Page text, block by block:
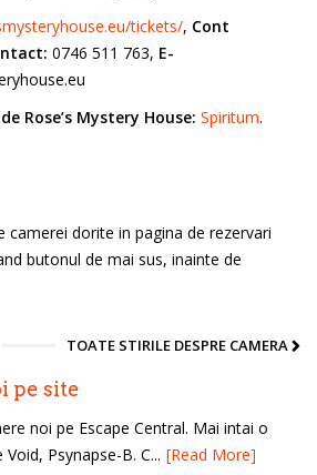
tickets/, Cont
0746 511 763, E-
Rose’s Mystery House: Spiritum.
camerei dorite in pagina de rezervari
butonul de mai sus, inainte de
TOATE STIRILE DESPRE CAMERA
pe site
noi pe Escape Central. Mai intai o
Psynapse-B. C... [Read More]